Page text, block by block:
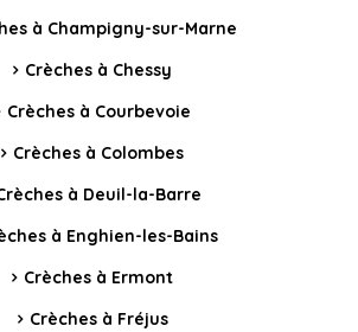
à Champigny-sur-Marne
Crèches à Chessy
Crèches à Courbevoie
Crèches à Colombes
à Deuil-la-Barre
à Enghien-les-Bains
Crèches à Ermont
Crèches à Fréjus